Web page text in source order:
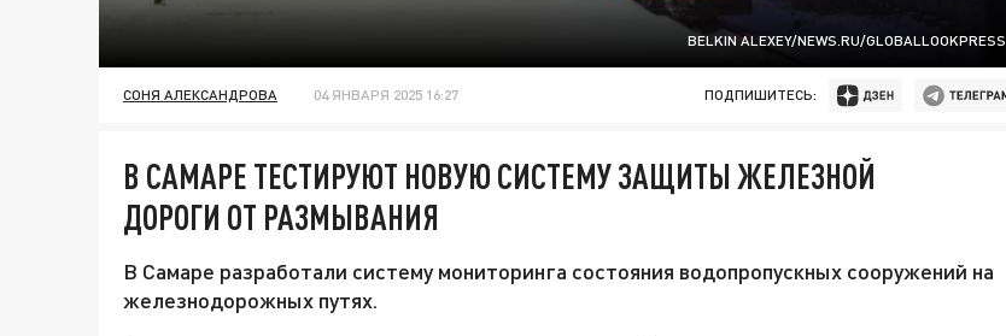
BELKIN ALEXEY/NEWS.RU/GLOBALLOOKPRESS
СОНЯ АЛЕКСАНДРОВА 04 ЯНВАРЯ 2025 16:27 ПОДПИШИТЕСЬ:
В САМАРЕ ТЕСТИРУЮТ НОВУЮ СИСТЕМУ ЗАЩИТЫ ЖЕЛЕЗНОЙ
ДОРОГИ ОТ РАЗМЫВАНИЯ
В Самаре разработали систему мониторинга состояния водопропускных сооружений на
железнодорожных путях.